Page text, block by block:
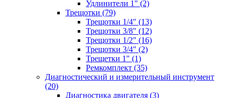
Удлинители 1" (2)
Трещотки (79)
Трещотки 1/4" (13)
Трещотки 3/8" (12)
Трещотки 1/2" (16)
Трещотки 3/4" (2)
Трещетки 1" (1)
Ремкомплект (35)
Диагностический и измерительный инструмент
(20)
Диагностика двигателя (3)